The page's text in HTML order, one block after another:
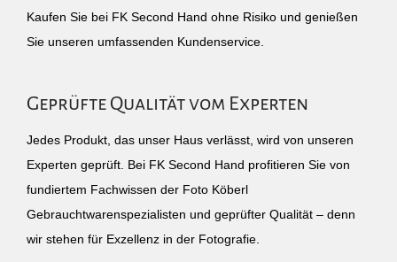
Kaufen Sie bei FK Second Hand ohne Risiko und genießen
Sie unseren umfassenden Kundenservice.
Geprüfte Qualität vom Experten
Jedes Produkt, das unser Haus verlässt, wird von unseren
Experten geprüft. Bei FK Second Hand profitieren Sie von
fundiertem Fachwissen der Foto Köberl
Gebrauchtwarenspezialisten und geprüfter Qualität – denn
wir stehen für Exzellenz in der Fotografie.